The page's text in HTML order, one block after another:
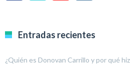
Entradas recientes
¿Quién es Donovan Carrillo y por qué